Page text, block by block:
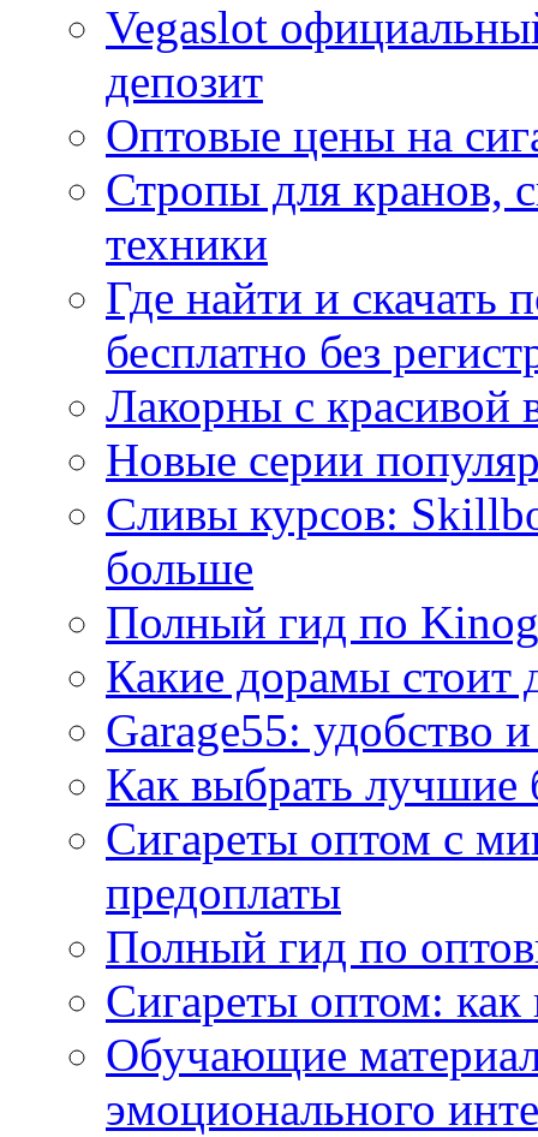
Vegaslot
депозит
Оптовые цены на
Стропы для кранов,
техники
Где найти и
бесплатно без
Лакорны с красивой
Новые серии
Сливы курсов:
больше
Полный гид по
Какие дорамы стоит
Garage55: удобство
Как выбрать
Сигареты оптом с
предоплаты
Полный гид по
Сигареты оптом:
Обучающие
эмоционального